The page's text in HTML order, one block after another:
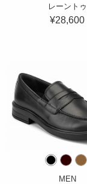
レーントゥ
¥28,600
MEN